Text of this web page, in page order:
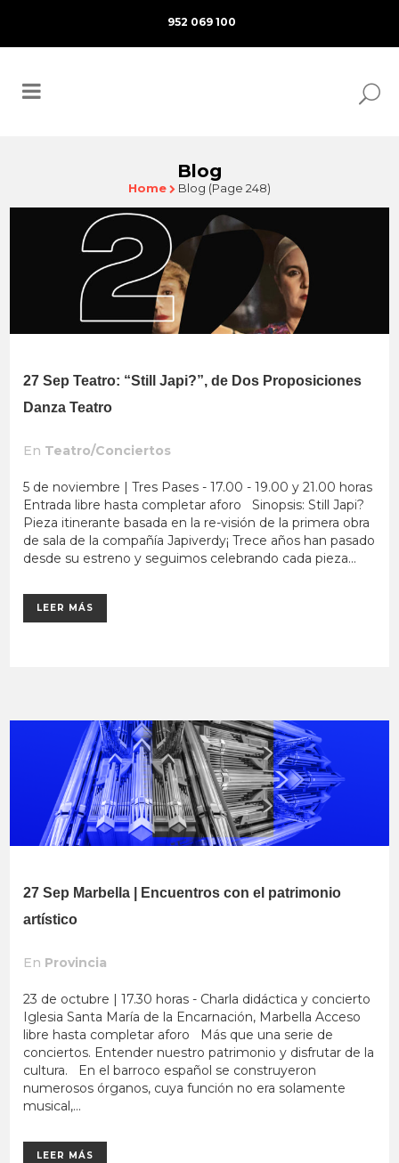
952 069 100
Blog
Home Blog (Page 248)
27 Sep Teatro: “Still Japi?”, de Dos Proposiciones
Danza Teatro
En Teatro/Conciertos
5 de noviembre | Tres Pases - 17.00 - 19.00 y 21.00 horas
Entrada libre hasta completar aforo Sinopsis: Still Japi?
Pieza itinerante basada en la re-visión de la primera obra
de sala de la compañía Japiverdy¡ Trece años han pasado
desde su estreno y seguimos celebrando cada pieza...
LEER MÁS
27 Sep Marbella | Encuentros con el patrimonio
artístico
En Provincia
23 de octubre | 17.30 horas - Charla didáctica y concierto
Iglesia Santa María de la Encarnación, Marbella Acceso
libre hasta completar aforo Más que una serie de
conciertos. Entender nuestro patrimonio y disfrutar de la
cultura. En el barroco español se construyeron
numerosos órganos, cuya función no era solamente
musical,...
LEER MÁS